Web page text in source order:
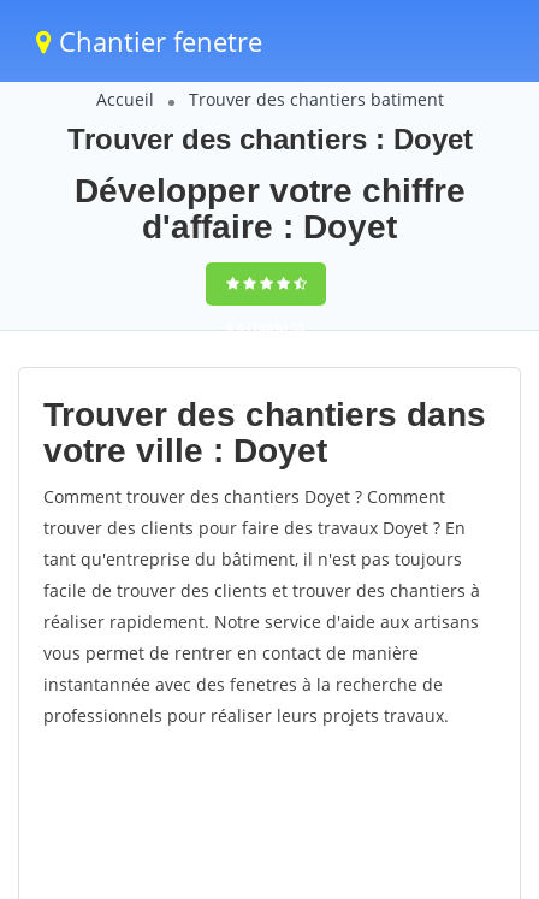
Chantier fenetre
Accueil Trouver des chantiers batiment
Trouver des chantiers : Doyet
Développer votre chiffre
d'affaire : Doyet
9,5(100%)55
votes
Trouver des chantiers dans
votre ville : Doyet
Comment trouver des chantiers Doyet ? Comment
trouver des clients pour faire des travaux Doyet ? En
tant qu'entreprise du bâtiment, il n'est pas toujours
facile de trouver des clients et trouver des chantiers à
réaliser rapidement. Notre service d'aide aux artisans
vous permet de rentrer en contact de manière
instantannée avec des fenetres à la recherche de
professionnels pour réaliser leurs projets travaux.